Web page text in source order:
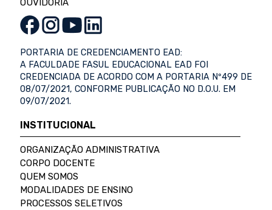
OUVIDORIA
PORTARIA DE CREDENCIAMENTO EAD:
A FACULDADE FASUL EDUCACIONAL EAD FOI
CREDENCIADA DE ACORDO COM A PORTARIA Nº499 DE
08/07/2021, CONFORME PUBLICAÇÃO NO D.O.U. EM
09/07/2021.
INSTITUCIONAL
ORGANIZAÇÃO ADMINISTRATIVA
CORPO DOCENTE
QUEM SOMOS
MODALIDADES DE ENSINO
PROCESSOS SELETIVOS